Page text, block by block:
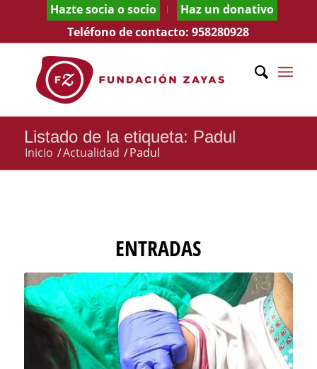
Hazte socia o socio
Haz un donativo
Teléfono de contacto:958280928
Listado de la etiqueta: Padul
Inicio /Actualidad /Padul
ENTRADAS